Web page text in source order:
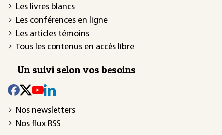
Les livres blancs
Les conférences en ligne
Les articles témoins
Tous les contenus en accès libre
Un suivi selon vos besoins
Nos newsletters
Nos flux RSS